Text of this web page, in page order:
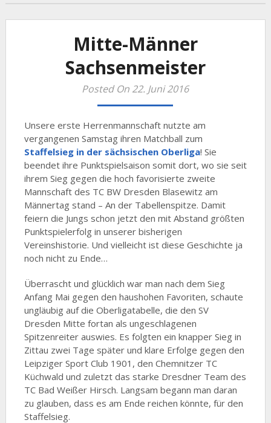
Mitte-Männer
Sachsenmeister
Posted On 22. Juni 2016
Unsere erste Herrenmannschaft nutzte am
vergangenen Samstag ihren Matchball zum
Staffelsieg in der sächsischen Oberliga! Sie
beendet ihre Punktspielsaison somit dort, wo sie seit
ihrem Sieg gegen die hoch favorisierte zweite
Mannschaft des TC BW Dresden Blasewitz am
Männertag stand – An der Tabellenspitze. Damit
feiern die Jungs schon jetzt den mit Abstand größten
Punktspielerfolg in unserer bisherigen
Vereinshistorie. Und vielleicht ist diese Geschichte ja
noch nicht zu Ende…
Überrascht und glücklich war man nach dem Sieg
Anfang Mai gegen den haushohen Favoriten, schaute
ungläubig auf die Oberligatabelle, die den SV
Dresden Mitte fortan als ungeschlagenen
Spitzenreiter auswies. Es folgten ein knapper Sieg in
Zittau zwei Tage später und klare Erfolge gegen den
Leipziger Sport Club 1901, den Chemnitzer TC
Küchwald und zuletzt das starke Dresdner Team des
TC Bad Weißer Hirsch. Langsam begann man daran
zu glauben, dass es am Ende reichen könnte, für den
Staffelsieg.